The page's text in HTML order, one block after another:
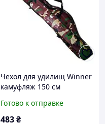
Чехол для удилищ Winner
камуфляж 150 см
Готово к отправке
483₴